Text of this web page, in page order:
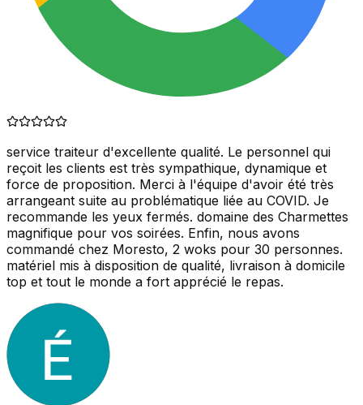
service traiteur d'excellente qualité. Le personnel qui
reçoit les clients est très sympathique, dynamique et
force de proposition. Merci à l'équipe d'avoir été très
arrangeant suite au problématique liée au COVID. Je
recommande les yeux fermés. domaine des Charmettes
magnifique pour vos soirées. Enfin, nous avons
commandé chez Moresto, 2 woks pour 30 personnes.
matériel mis à disposition de qualité, livraison à domicile
top et tout le monde a fort apprécié le repas.